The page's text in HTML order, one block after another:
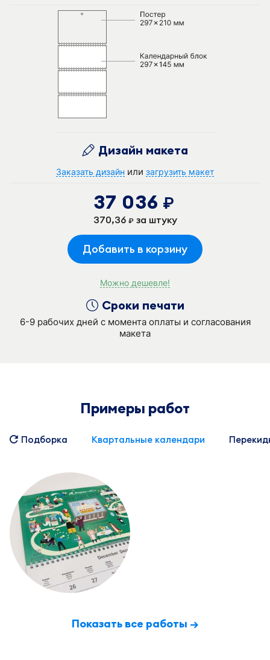
Дизайн макета
Заказать дизайн или загрузить макет
37 036 руб.
370,36 руб.за штуку
Добавить в корзину
Можно дешевле!
Сроки печати
6-9 рабочих дней с момента оплаты и согласования
макета
Примеры работ
Подборка Квартальные календари
Показать все работы →